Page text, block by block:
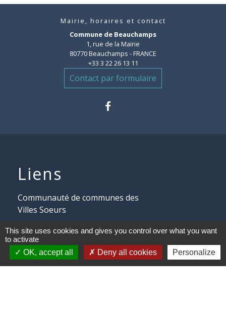
Mairie, horaires et contact
Commune de Beauchamps
1, rue de la Mairie
80770 Beauchamps - FRANCE
+33 3 22 26 13 11
Contact par formulaire
Liens
Communauté de communes des
Villes Soeurs
Conseil Départemental de la
Somme
Conseil Régional des Hauts de
This site uses cookies and gives you control over what you want
to activate
OK, accept all
Deny all cookies Personalize